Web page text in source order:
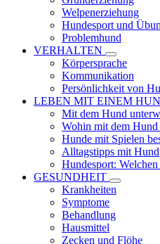
Welpenerziehung
Hundesport und
Problemhund
VERHALTEN
Körpersprache
Kommunikation
Persönlichkeit von
LEBEN MIT EINEM
Mit dem Hund
Wohin mit dem Hund
Hunde mit Spielen
Alltagstipps mit Hund
Hundesport:
GESUNDHEIT
Krankheiten
Symptome
Behandlung
Hausmittel
Zecken und Flöhe